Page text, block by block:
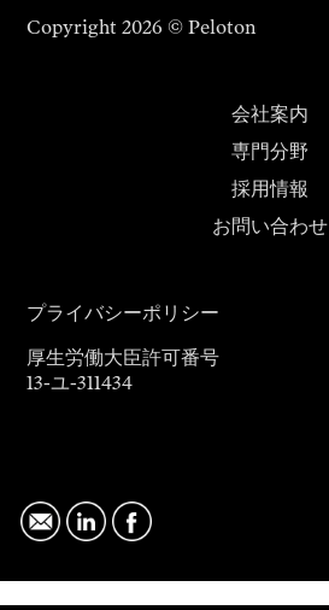
Copyright 2026 © Peloton
会社案内
専門分野
採用情報
お問い合わせ
プライバシーポリシー
厚生労働大臣許可番号
13-ユ-311434